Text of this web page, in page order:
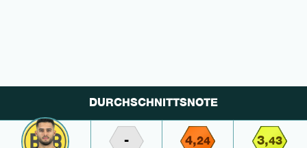
DURCHSCHNITTSNOTE
- 4,24 3,43